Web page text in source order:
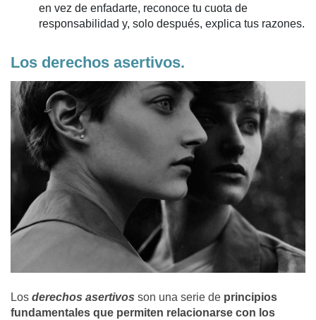
en vez de enfadarte, reconoce tu cuota de
responsabilidad y, solo después, explica tus razones.
Los derechos asertivos.
Los derechos asertivos son una serie de principios
fundamentales que permiten relacionarse con los